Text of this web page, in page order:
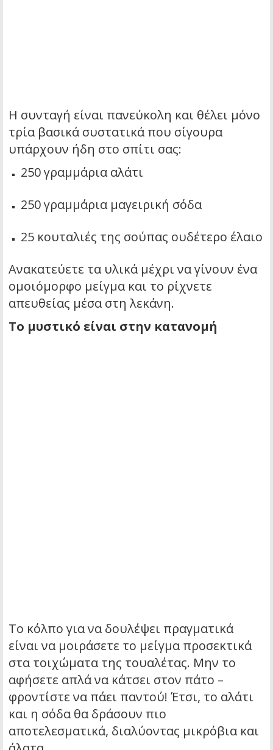
Η συνταγή είναι πανεύκολη και θέλει μόνο
τρία βασικά συστατικά που σίγουρα
υπάρχουν ήδη στο σπίτι σας:
250 γραμμάρια αλάτι
250 γραμμάρια μαγειρική σόδα
25 κουταλιές της σούπας ουδέτερο έλαιο
Ανακατεύετε τα υλικά μέχρι να γίνουν ένα
ομοιόμορφο μείγμα και το ρίχνετε
απευθείας μέσα στη λεκάνη.
Το μυστικό είναι στην κατανομή
Το κόλπο για να δουλέψει πραγματικά
είναι να μοιράσετε το μείγμα προσεκτικά
στα τοιχώματα της τουαλέτας. Μην το
αφήσετε απλά να κάτσει στον πάτο –
φροντίστε να πάει παντού! Έτσι, το αλάτι
και η σόδα θα δράσουν πιο
αποτελεσματικά, διαλύοντας μικρόβια και